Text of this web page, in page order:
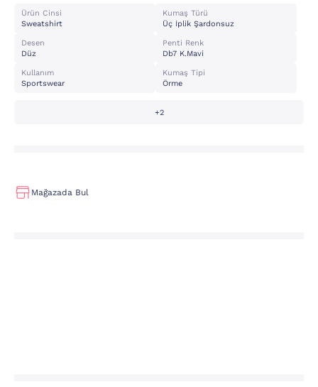
Ürün Cinsi
Sweatshirt
Kumaş Türü
Üç İplik Şardonsuz
Desen
Düz
Penti Renk
Db7 K.mavi
Kullanım
Sportswear
Kumaş Tipi
Örme
+2
Mağazada Bul